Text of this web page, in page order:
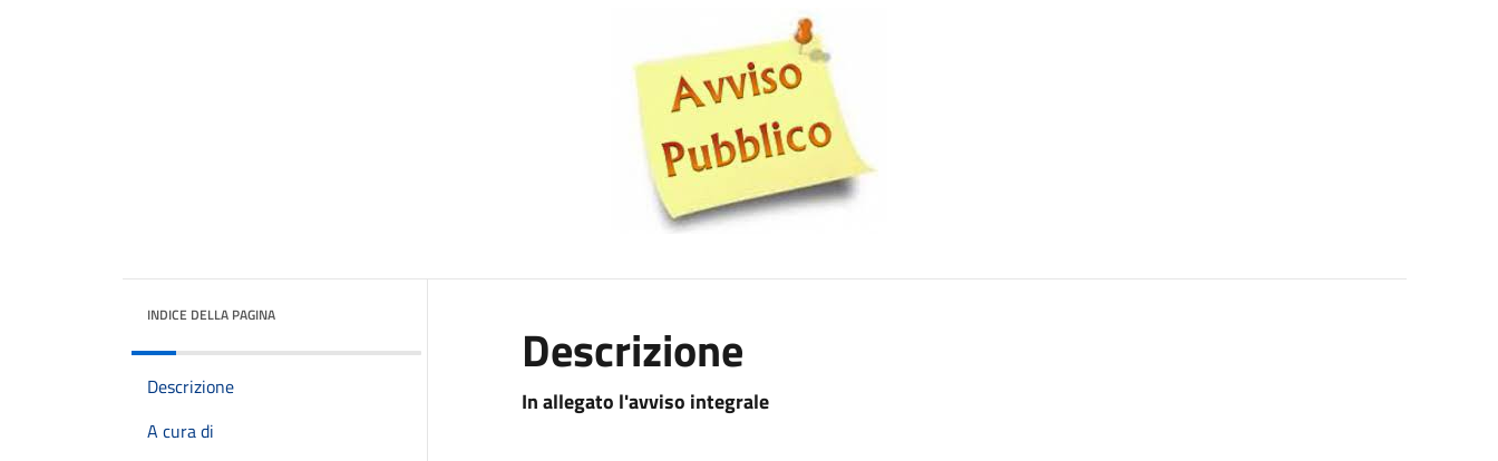
INDICE DELLA PAGINA
Descrizione
A cura di
Descrizione
In allegato l'avviso integrale